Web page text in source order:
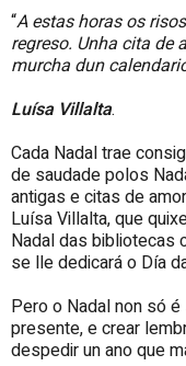
A estas horas os
regreso. Unha cita
murcha dun
Luísa Villalta.
Cada Nadal trae
de saudade polos
antigas e citas de
Luísa Villalta, que
Nadal das bibliotecas
se lle dedicará o Día
Pero o Nadal non só
presente, e crear
despedir un ano que